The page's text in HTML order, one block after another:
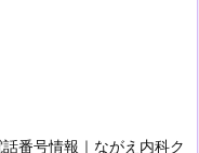
番号情報｜ながえ内科ク